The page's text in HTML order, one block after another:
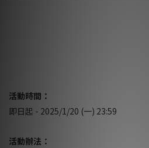
活動時間：
即日起 - 2025/1/20 (一) 23:59
活動辦法：